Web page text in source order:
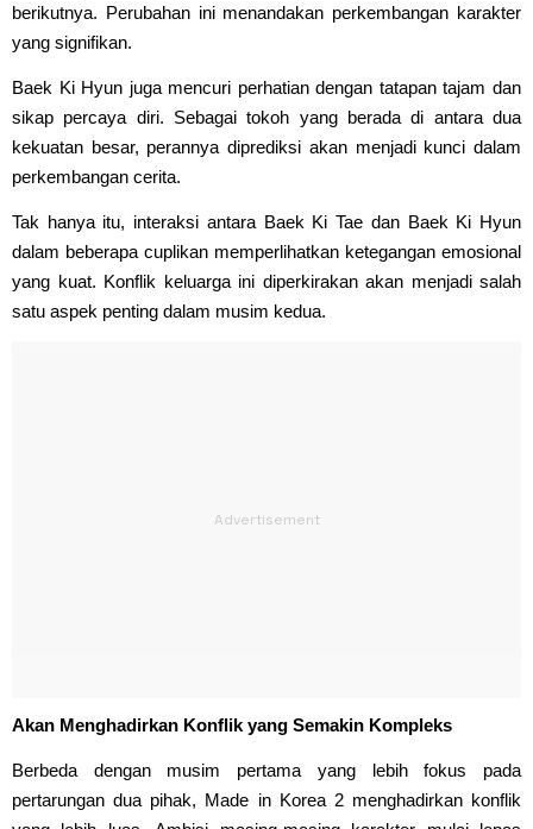
berikutnya. Perubahan ini menandakan perkembangan karakter
yang signifikan.
Baek Ki Hyun juga mencuri perhatian dengan tatapan tajam dan
sikap percaya diri. Sebagai tokoh yang berada di antara dua
kekuatan besar, perannya diprediksi akan menjadi kunci dalam
perkembangan cerita.
Tak hanya itu, interaksi antara Baek Ki Tae dan Baek Ki Hyun
dalam beberapa cuplikan memperlihatkan ketegangan emosional
yang kuat. Konflik keluarga ini diperkirakan akan menjadi salah
satu aspek penting dalam musim kedua.
Akan Menghadirkan Konflik yang Semakin Kompleks
Berbeda dengan musim pertama yang lebih fokus pada
pertarungan dua pihak, Made in Korea 2 menghadirkan konflik